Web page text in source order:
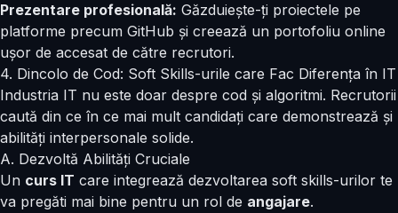
Prezentare profesională: Găzduiește-ți proiectele pe
platforme precum GitHub și creează un portofoliu online
ușor de accesat de către recrutori.
4. Dincolo de Cod: Soft Skills-urile care Fac Diferența în IT
Industria IT nu este doar despre cod și algoritmi. Recrutorii
caută din ce în ce mai mult candidați care demonstrează și
abilități interpersonale solide.
A. Dezvoltă Abilități Cruciale
Un curs IT care integrează dezvoltarea soft skills-urilor te
va pregăti mai bine pentru un rol de angajare.